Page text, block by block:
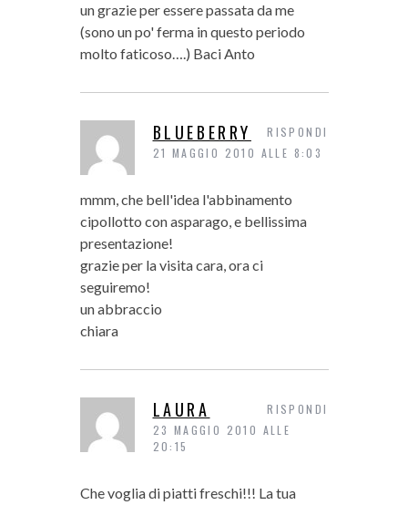
un grazie per essere passata da me
(sono un po' ferma in questo periodo
molto faticoso….) Baci Anto
BLUEBERRY
21 MAGGIO 2010 ALLE 8:03
mmm, che bell'idea l'abbinamento
cipollotto con asparago, e bellissima
presentazione!
grazie per la visita cara, ora ci
seguiremo!
un abbraccio
chiara
RISPONDI
LAURA
23 MAGGIO 2010 ALLE
20:15
Che voglia di piatti freschi!!! La tua
RISPONDI